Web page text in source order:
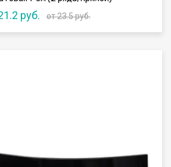
руб. от 23.5 руб.